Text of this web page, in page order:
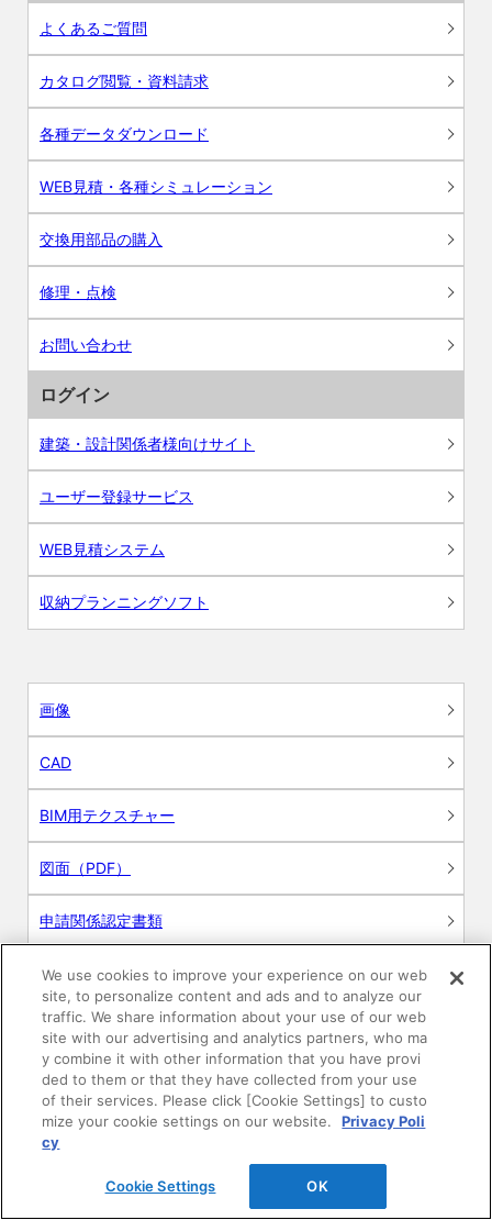
よくあるご質問
カタログ閲覧・資料請求
各種データダウンロード
WEB見積・各種シミュレーション
交換用部品の購入
修理・点検
お問い合わせ
ログイン
建築・設計関係者様向けサイト
ユーザー登録サービス
WEB見積システム
収納プランニングソフト
画像
CAD
BIM用テクスチャー
図面（PDF）
申請関係認定書類
施工・取扱説明書
動画
シミュレーションツール
24時間換気システム〈エアスマート〉
簡易設計見積ソフト
R&Dセンター環境測定・分析サービス
We use cookies to improve your experience on our web
site, to personalize content and ads and to analyze our
traffic. We share information about your use of our web
site with our advertising and analytics partners, who ma
y combine it with other information that you have provi
ded to them or that they have collected from your use
of their services. Please click [Cookie Settings] to custo
mize your cookie settings on our website.
Privacy Poli
cy
Cookie Settings OK